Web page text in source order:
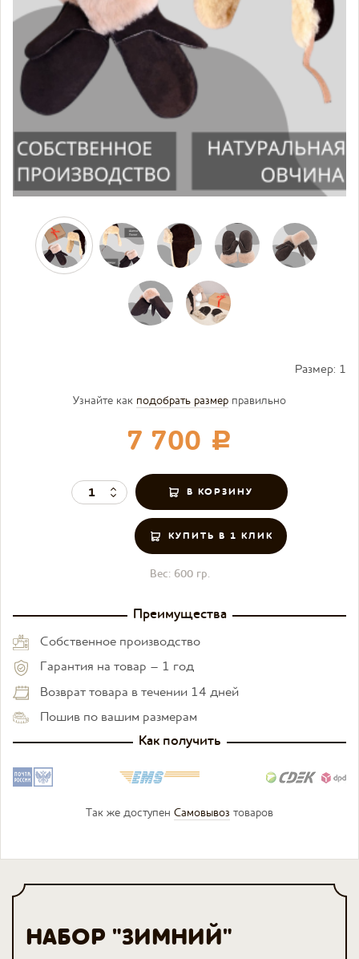
Узнайте как подобрать размер правильно
7 700 c
КУПИТЬ В 1 КЛИК
Размер: 1
Вес: 600 гр.
Преимущества
Собственное производство
Гарантия на товар – 1 год
Возврат товара в течении 14 дней
Пошив по вашим размерам
Как получить
Так же доступен Самовывоз товаров
НАБОР "ЗИМНИЙ"